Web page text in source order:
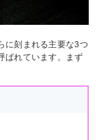
に刻まれる主要な3つ
ばれています。まず